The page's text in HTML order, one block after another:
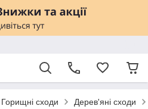
Горищні сходи Дерев'яні сходи